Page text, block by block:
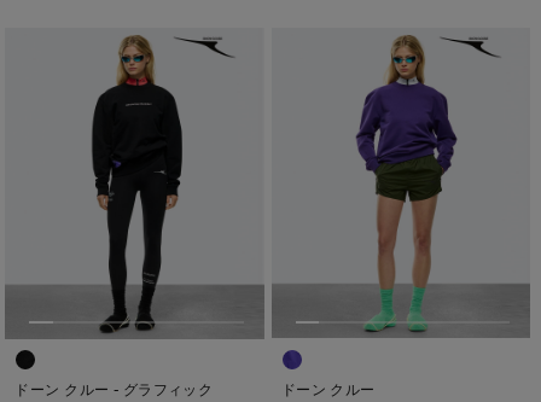
ドーン クルー - グラフィック
ドーン クルー